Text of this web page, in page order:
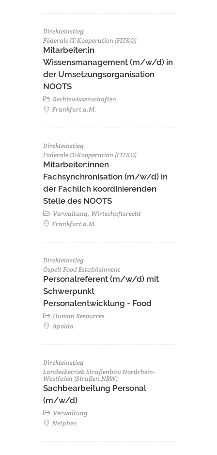
Direkteinstieg
Föderale IT-Kooperation (FITKO)
Mitarbeiter:in
Wissensmanagement (m/w/d) in
der Umsetzungsorganisation
NOOTS
Rechtswissenschaften
Frankfurt a.M.
Direkteinstieg
Föderale IT-Kooperation (FITKO)
Mitarbeiter:innen
Fachsynchronisation (m/w/d) in
der Fachlich koordinierenden
Stelle des NOOTS
Verwaltung, Wirtschaftsrecht
Frankfurt a.M.
Direkteinstieg
Ospelt Food Establishment
Personalreferent (m/w/d) mit
Schwerpunkt
Personalentwicklung - Food
Human Resources
Apolda
Direkteinstieg
Landesbetrieb Straßenbau Nordrhein-
Westfalen (Straßen.NRW)
Sachbearbeitung Personal
(m/w/d)
Verwaltung
Netphen